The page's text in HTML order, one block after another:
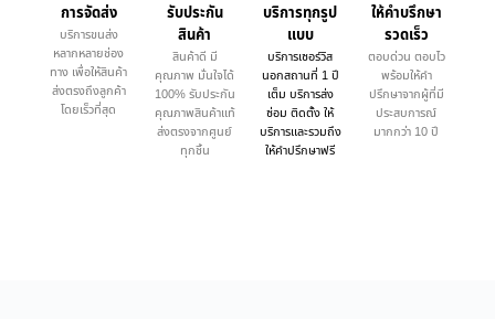
การจัดส่ง
บริการขนส่ง
หลากหลายช่อง
ทาง เพื่อให้สินค้า
ส่งตรงถึงลูกค้า
โดยเร็วที่สุด
รับประกัน
สินค้า
สินค้าดี มี
คุณภาพ มั่นใจได้
100% รับประกัน
คุณภาพสินค้าแท้
ส่งตรงจากศูนย์
ทุกชิ้น
บริการทุกรูป
แบบ
บริการเซอร์วิส
นอกสถานที่ 1 ปี
เต็ม บริการส่ง
ซ่อม ติดตั้ง ให้
บริการและรวมถึง
ให้คำปรึกษาฟรี
ให้คำบรึกษา
รวดเร็ว
ตอบด่วน ตอบไว
พร้อมให้คำ
ปรึกษาจากผู้ที่มี
ประสบการณ์
มากกว่า 10 ปี